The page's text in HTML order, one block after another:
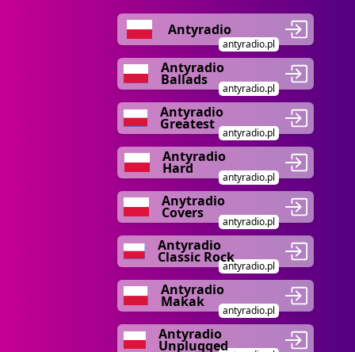
Antyradio
antyradio.pl
Antyradio
Ballads
antyradio.pl
Antyradio
Greatest
antyradio.pl
Antyradio
Hard
antyradio.pl
Anytradio
Covers
antyradio.pl
Antyradio
Classic Rock
antyradio.pl
Antyradio
Makak
antyradio.pl
Antyradio
Unplugged